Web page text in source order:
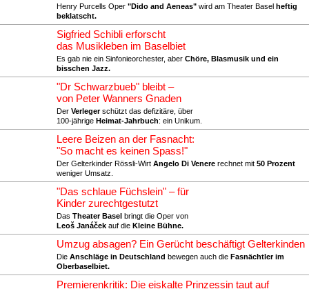
Henry Purcells Oper "Dido and Aeneas" wird am Theater Basel heftig
beklatscht.
Sigfried Schibli erforscht
das Musikleben im Baselbiet
Es gab nie ein Sinfonieorchester, aber Chöre, Blasmusik und ein
bisschen Jazz.
"Dr Schwarzbueb" bleibt –
von Peter Wanners Gnaden
Der Verlegerschützt das defizitäre, über
100-jährige Heimat-Jahrbuch: ein Unikum.
Leere Beizen an der Fasnacht:
"So macht es keinen Spass!"
Der Gelterkinder Rössli-Wirt Angelo Di Venere rechnet mit 50 Prozent
weniger Umsatz.
"Das schlaue Füchslein" – für
Kinder zurechtgestutzt
Das Theater Basel bringt die Oper von
Leoš Janáček auf die Kleine Bühne.
Umzug absagen? Ein Gerücht beschäftigt Gelterkinden
Die Anschläge in Deutschland bewegen auch die Fasnächtler im
Oberbaselbiet.
Premierenkritik: Die eiskalte Prinzessin taut auf